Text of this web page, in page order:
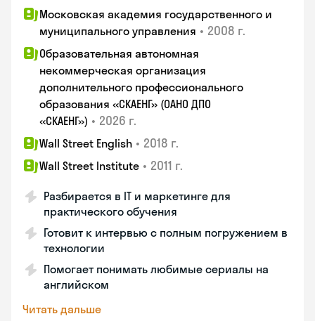
Московская академия государственного и
муниципального управления • 2008 г.
Образовательная автономная
некоммерческая организация
дополнительного профессионального
образования «СКАЕНГ» (ОАНО ДПО
«СКАЕНГ») • 2026 г.
Wall Street English • 2018 г.
Wall Street Institute • 2011 г.
Разбирается в IT и маркетинге для
практического обучения
Готовит к интервью с полным погружением в
технологии
Помогает понимать любимые сериалы на
английском
Читать дальше